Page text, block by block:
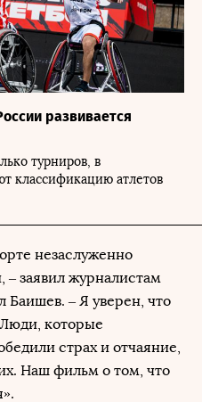
развивается
турниров, в
классификацию атлетов
незаслуженно
заявил журналистам
– Я уверен, что
которые
страх и отчаяние,
Наш фильм о том, что